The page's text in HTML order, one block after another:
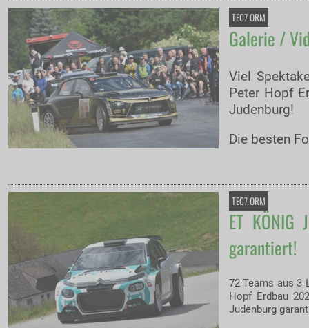
TEC7 ORM
Galerie /
Viel
Peter Hopf
Judenburg!
Die besten
TEC7 ORM
ET KÖNIG
garantiert!
72 Teams aus 3
Hopf Erdbau
Judenburg